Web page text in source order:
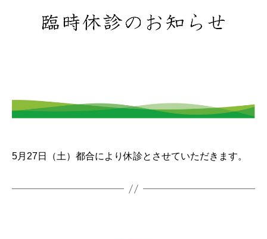
5月27日（土）都合により休診とさせていただきます。